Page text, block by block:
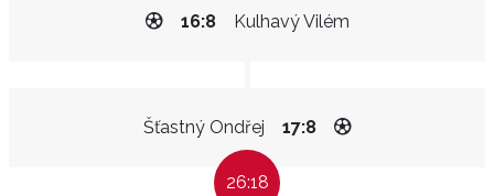
Kulhavý Vilém
16:8
Šťastný Ondřej 17:8
26:18